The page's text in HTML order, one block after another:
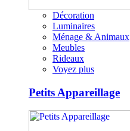
Décoration
Luminaires
Ménage & Animaux
Meubles
Rideaux
Voyez plus
Petits Appareillage